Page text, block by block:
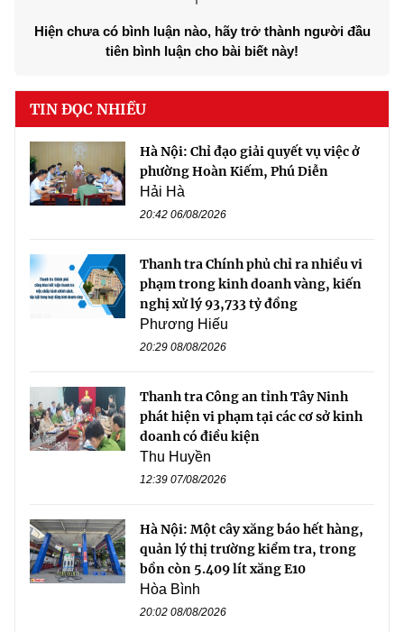
Hiện chưa có bình luận nào, hãy trở thành người đầu
tiên bình luận cho bài biết này!
TIN ĐỌC NHIỀU
Hà Nội: Chỉ đạo giải quyết vụ việc ở
phường Hoàn Kiếm, Phú Diễn
Hải Hà
20:42 06/08/2026
Thanh tra Chính phủ chỉ ra nhiều vi
phạm trong kinh doanh vàng, kiến
nghị xử lý 93,733 tỷ đồng
Phương Hiếu
20:29 08/08/2026
Thanh tra Công an tỉnh Tây Ninh
phát hiện vi phạm tại các cơ sở kinh
doanh có điều kiện
Thu Huyền
12:39 07/08/2026
Hà Nội: Một cây xăng báo hết hàng,
quản lý thị trường kiểm tra, trong
bồn còn 5.409 lít xăng E10
Hòa Bình
20:02 08/08/2026